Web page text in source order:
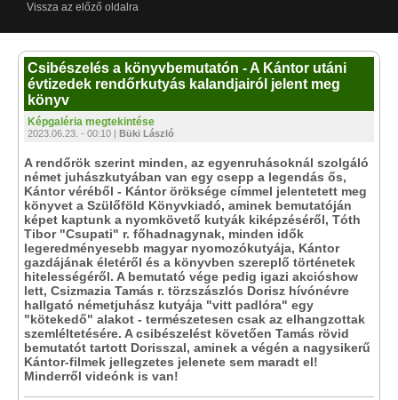
Vissza az előző oldalra
Csibészelés a könyvbemutatón - A Kántor utáni
évtizedek rendőrkutyás kalandjairól jelent meg
könyv
Képgaléria megtekintése
2023.06.23. - 00:10 | Büki László
A rendőrök szerint minden, az egyenruhásoknál szolgáló
német juhászkutyában van egy csepp a legendás ős,
Kántor véréből - Kántor öröksége címmel jelentetett meg
könyvet a Szülőföld Könyvkiadó, aminek bemutatóján
képet kaptunk a nyomkövető kutyák kiképzéséről, Tóth
Tibor "Csupati" r. főhadnagynak, minden idők
legeredményesebb magyar nyomozókutyája, Kántor
gazdájának életéről és a könyvben szereplő történetek
hitelességéről. A bemutató vége pedig igazi akcióshow
lett, Csizmazia Tamás r. törzszászlós Dorisz hívónévre
hallgató németjuhász kutyája "vitt padlóra" egy
"kötekedő" alakot - természetesen csak az elhangzottak
szemléltetésére. A csibészelést követően Tamás rövid
bemutatót tartott Dorisszal, aminek a végén a nagysikerű
Kántor-filmek jellegzetes jelenete sem maradt el!
Minderről videónk is van!